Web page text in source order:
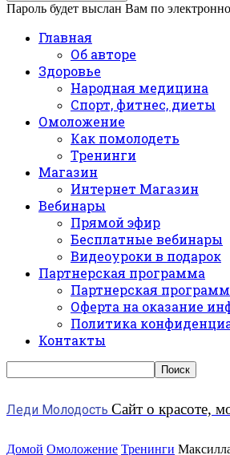
Пароль будет выслан Вам по
Главная
Об авторе
Здоровье
Народная медицина
Спорт, фитнес, диеты
Омоложение
Как помолодеть
Тренинги
Магазин
Интернет Магазин
Вебинары
Прямой эфир
Бесплатные вебинары
Видеоуроки в подарок
Партнерская программа
Партнерская
Оферта на оказание
Политика
Контакты
Леди Молодость Сайт о красоте,
Домой Омоложение Тренинги